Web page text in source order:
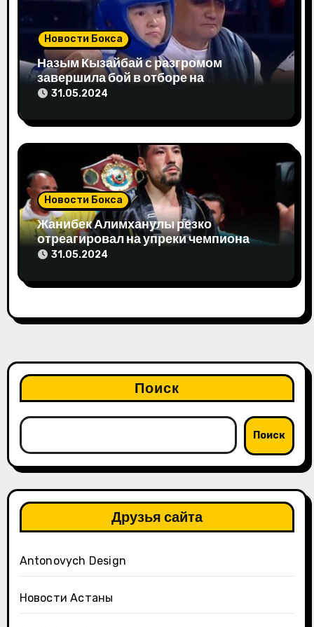
с
м
Новости Бокса
Назым Кызайбай с разгромом
завершила бой в отборе на
Олимпиаду-2024
31.05.2024
Новости Бокса
Жанибек Алимханулы резко
отреагировал на упреки чемпиона
мира
31.05.2024
Поиск
Поиск
Друзья сайта
Antonovych Design
Новости Астаны